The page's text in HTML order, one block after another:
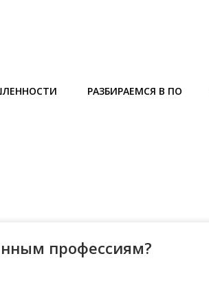
РАЗБИРАЕМСЯ В ПО
профессиям?